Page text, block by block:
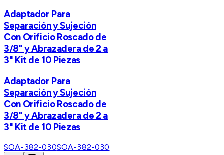
Adaptador Para
Separación y Sujeción
Con Orificio Roscado de
3/8" y Abrazadera de 2 a
3" Kit de 10 Piezas
Adaptador Para
Separación y Sujeción
Con Orificio Roscado de
3/8" y Abrazadera de 2 a
3" Kit de 10 Piezas
SOA-382-030SOA-382-030